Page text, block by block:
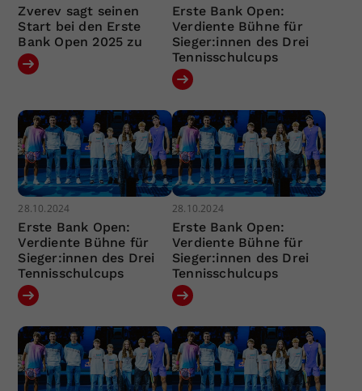
Zverev sagt seinen
Start bei den Erste
Bank Open 2025 zu
Erste Bank Open:
Verdiente Bühne für
Sieger:innen des Drei
Tennisschulcups
28.10.2024
Erste Bank Open:
Verdiente Bühne für
Sieger:innen des Drei
Tennisschulcups
28.10.2024
Erste Bank Open:
Verdiente Bühne für
Sieger:innen des Drei
Tennisschulcups